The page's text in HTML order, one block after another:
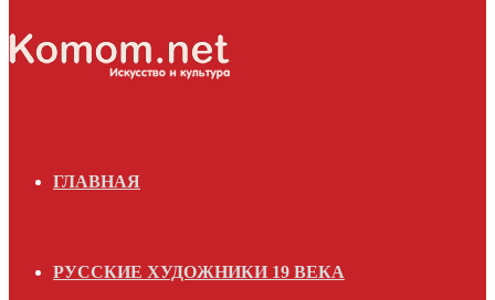
ГЛАВНАЯ
РУССКИЕ ХУДОЖНИКИ 19 ВЕКА